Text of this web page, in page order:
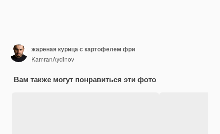
жареная курица с картофелем фри
KamranAydinov
Вам также могут понравиться эти фото